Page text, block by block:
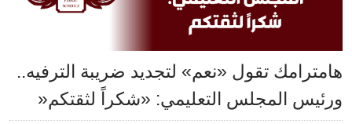
هامترامك تقول «نعم» لتجديد ضريبة الترفيه..
ورئيس المجلس التعليمي: «شكراً لثقتكم«